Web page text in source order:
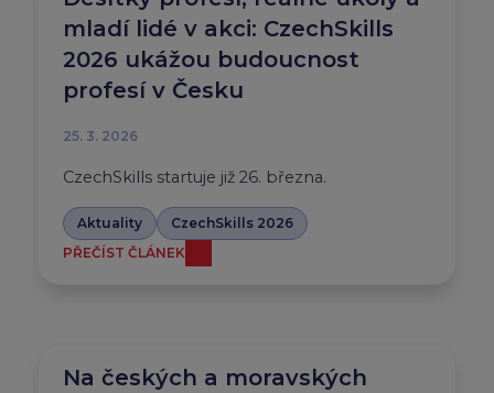
mladí lidé v akci: CzechSkills
2026 ukážou budoucnost
profesí v Česku
25. 3. 2026
CzechSkills startuje již 26. března.
Aktuality
CzechSkills 2026
PŘEČÍST ČLÁNEK
Na českých a moravských